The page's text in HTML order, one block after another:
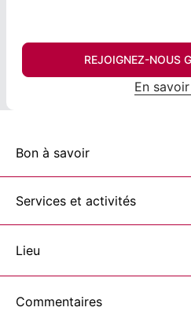
REJOIGNEZ-NOUS
En
Bon à savoir
Services et activités
Lieu
Commentaires